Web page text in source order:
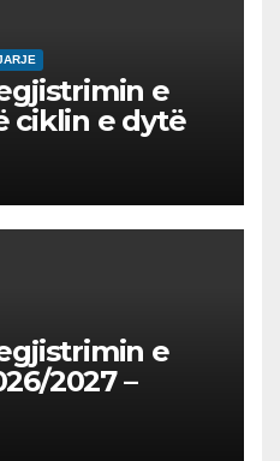
e
ciklin e dytë
за
студенти
студии за
e
2027 –
на
2027